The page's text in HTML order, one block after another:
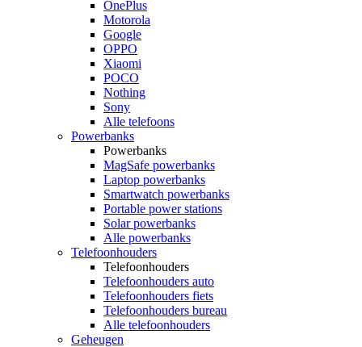
OnePlus
Motorola
Google
OPPO
Xiaomi
POCO
Nothing
Sony
Alle telefoons
Powerbanks
Powerbanks
MagSafe powerbanks
Laptop powerbanks
Smartwatch powerbanks
Portable power stations
Solar powerbanks
Alle powerbanks
Telefoonhouders
Telefoonhouders
Telefoonhouders auto
Telefoonhouders fiets
Telefoonhouders bureau
Alle telefoonhouders
Geheugen